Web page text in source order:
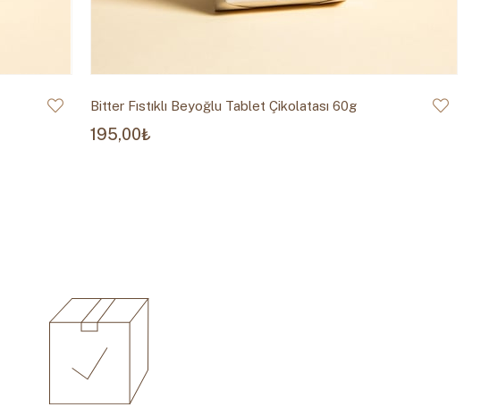
Bitter Fıstıklı Beyoğlu Tablet Çikolatası 60g
195,00₺